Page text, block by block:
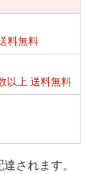
料無料
以上 送料無料
されます。